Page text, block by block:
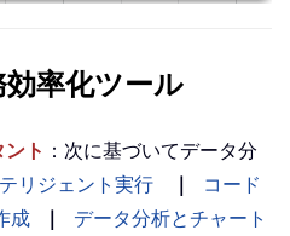
率化ツール
ト ：次に基づいてデータ分
リジェント実行 ｜
コード
成 ｜
データ分析とチャート